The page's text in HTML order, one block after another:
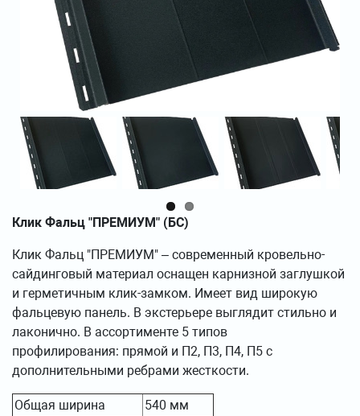
Клик Фальц "ПРЕМИУМ" (БС)
Клик Фальц "ПРЕМИУМ" – современный кровельно-
сайдинговый материал оснащен карнизной заглушкой
и герметичным клик-замком. Имеет вид широкую
фальцевую панель. В экстерьере выглядит стильно и
лаконично. В ассортименте 5 типов
профилирования: прямой и П2, П3, П4, П5 с
дополнительными ребрами жесткости.
Общая ширина
540 мм